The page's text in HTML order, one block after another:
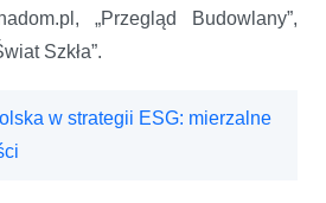
„Przegląd Budowlany”,
Szkła”.
w strategii ESG: mierzalne